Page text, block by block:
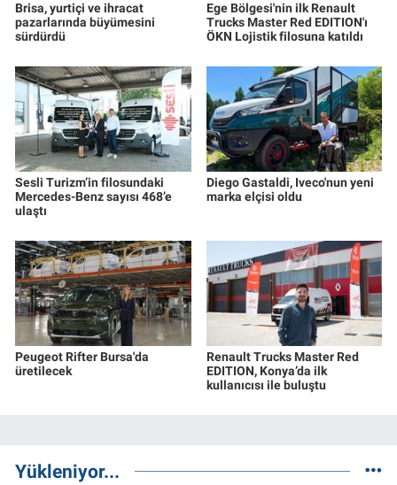
Brisa, yurtiçi ve ihracat
pazarlarında büyümesini
sürdürdü
Ege Bölgesi'nin ilk Renault
Trucks Master Red EDITION'ı
ÖKN Lojistik filosuna katıldı
Sesli Turizm’in filosundaki
Mercedes-Benz sayısı 468’e
ulaştı
Diego Gastaldi, Iveco'nun yeni
marka elçisi oldu
Peugeot Rifter Bursa'da
üretilecek
Renault Trucks Master Red
EDITION, Konya’da ilk
kullanıcısı ile buluştu
Yükleniyor...